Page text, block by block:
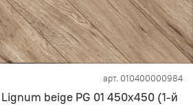
арт. 010400000984
beige PG 01 450х450 (1-й